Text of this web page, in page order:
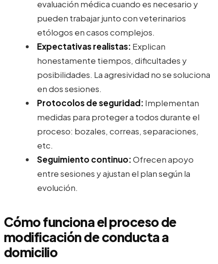
evaluación médica cuando es necesario y
pueden trabajar junto con veterinarios
etólogos en casos complejos.
Expectativas realistas: Explican
honestamente tiempos, dificultades y
posibilidades. La agresividad no se soluciona
en dos sesiones.
Protocolos de seguridad: Implementan
medidas para proteger a todos durante el
proceso: bozales, correas, separaciones,
etc.
Seguimiento continuo:Ofrecen apoyo
entre sesiones y ajustan el plan según la
evolución.
Cómo funciona el proceso de
modificación de conducta a
domicilio